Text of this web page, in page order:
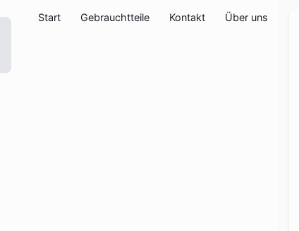
Start Gebrauchtteile Kontakt Über uns